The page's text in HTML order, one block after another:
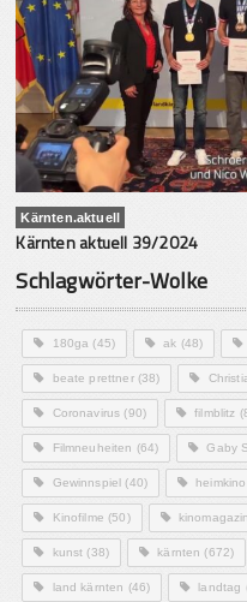
Kärnten.aktuell
Kärnten aktuell 39/2024
Schlagwörter-Wolke
180ga (45) ak (48)
beate prettner(38)
Coronavirus (90) filmblitz
Filmneuheiten (64) Gaby
Gewinnspiel (40) heimkino
Kinofilme (50) kinomagazin
kunst (38) kärnten (672)
land kärnten (46) landtag